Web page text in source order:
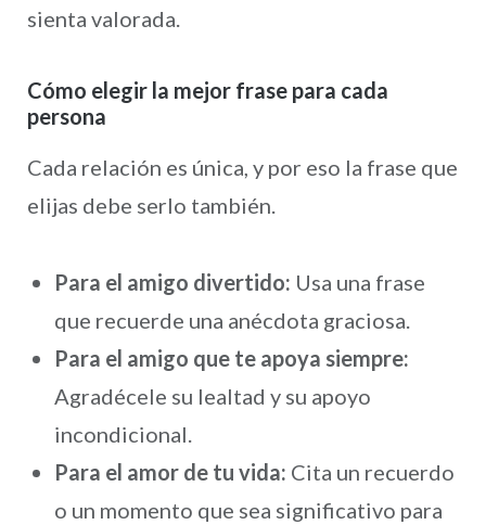
sienta valorada.
Cómo elegir la mejor frase para cada
persona
Cada relación es única, y por eso la frase que
elijas debe serlo también.
Para el amigo divertido: Usa una frase
que recuerde una anécdota graciosa.
Para el amigo que te apoya siempre:
Agradécele su lealtad y su apoyo
incondicional.
Para el amor de tu vida: Cita un recuerdo
o un momento que sea significativo para